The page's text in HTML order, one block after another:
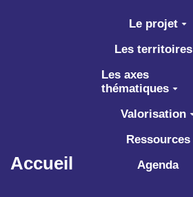
Aller au contenu principal
Accueil
Le projet
Les territoires
Les axes
thématiques
Valorisation
Ressources
Agenda